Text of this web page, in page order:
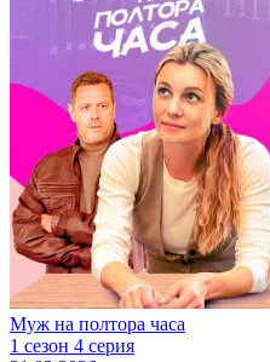
Муж на полтора часа
1 сезон 4 серия